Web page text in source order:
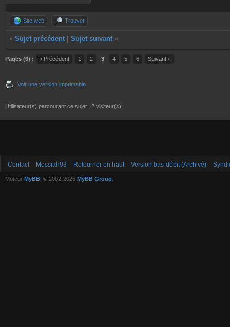
Site web Trouver
« Sujet précédent Sujet suivant »
Pages (6) : « Précédent 1 2 3 4 5 6 Suivant »
Voir une version imprimable
Utilisateur(s) parcourant ce sujet : 2 visiteur(s)
Contact Messiah93 Retourner en haut Version bas-débit (Archivé)
Moteur MyBB , © 2002-2026 MyBB Group